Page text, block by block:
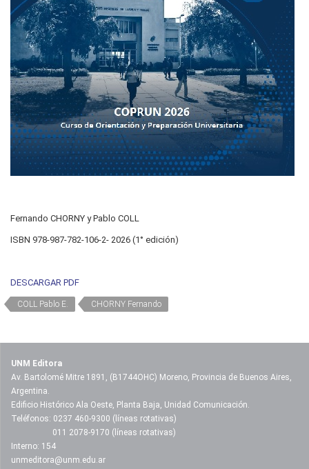
Fernando CHORNY y Pablo COLL
ISBN 978-987-782-106-2- 2026 (1° edición)
DESCARGAR PDF
COLL Pablo E. CHORNY Fernando
UNM Editora
Av. Bartolomé Mitre 1891, (B1744OHC) Moreno, Provincia de Buenos Aires,
Argentina.
Edificio Histórico Ala Oeste, Planta Baja, Unidad Comunicación.
Teléfonos: 0237 460-9300 (líneas rotativas)
011 2078-9170 (líneas rotativas)
Interno: 154
unmeditora@unm.edu.ar